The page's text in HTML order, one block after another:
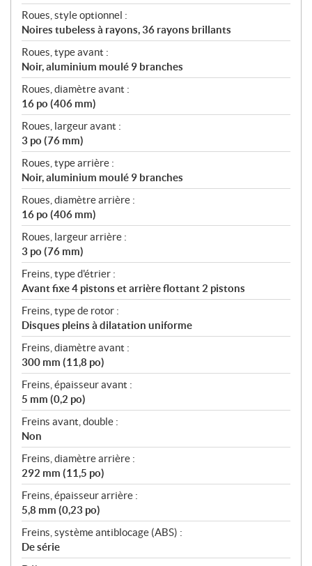
Roues, style optionnel :
Noires tubeless à rayons, 36 rayons brillants
Roues, type avant :
Noir, aluminium moulé 9 branches
Roues, diamètre avant :
16 po (406 mm)
Roues, largeur avant :
3 po (76 mm)
Roues, type arrière :
Noir, aluminium moulé 9 branches
Roues, diamètre arrière :
16 po (406 mm)
Roues, largeur arrière :
3 po (76 mm)
Freins, type d'étrier :
Avant fixe 4 pistons et arrière flottant 2 pistons
Freins, type de rotor :
Disques pleins à dilatation uniforme
Freins, diamètre avant :
300 mm (11,8 po)
Freins, épaisseur avant :
5 mm (0,2 po)
Freins avant, double :
Non
Freins, diamètre arrière :
292 mm (11,5 po)
Freins, épaisseur arrière :
5,8 mm (0,23 po)
Freins, système antiblocage (ABS) :
De série